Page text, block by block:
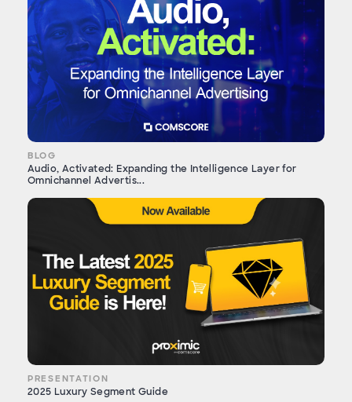
BLOG
Audio, Activated: Expanding the Intelligence Layer for
Omnichannel Advertis...
PRESENTATION
2025 Luxury Segment Guide